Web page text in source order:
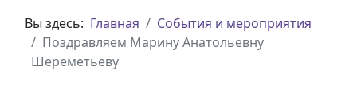
Вы здесь: Главная
События и мероприятия
Поздравляем Марину Анатольевну
Шереметьеву